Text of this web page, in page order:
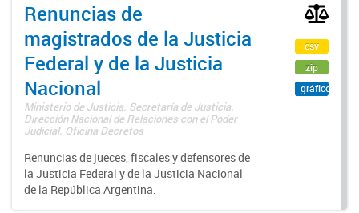
Renuncias de
magistrados de la Justicia
Federal y de la Justicia
Nacional
Ministerio de Justicia. Secretaría de Justicia.
Dirección Nacional de Relaciones con el Poder
Judicial. Oficina Decretos
Renuncias de jueces, fiscales y defensores de
la Justicia Federal y de la Justicia Nacional
de la República Argentina.
csv
zip
gráfico